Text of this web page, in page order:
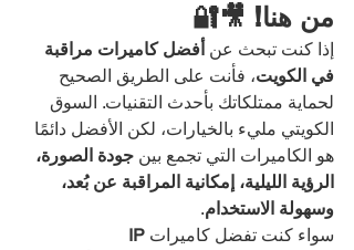
من هنا! 🎥🔐
إذا كنت تبحث عن أفضل كاميرات مراقبة
في الكويت، فأنت على الطريق الصحيح
لحماية ممتلكاتك بأحدث التقنيات. السوق
الكويتي مليء بالخيارات، لكن الأفضل دائمًا
هو الكاميرات التي تجمع بين جودة الصورة،
الرؤية الليلية، إمكانية المراقبة عن بُعد،
وسهولة الاستخدام.
سواء كنت تفضل كاميرات